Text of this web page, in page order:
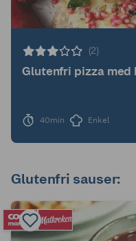
(2)
Glutenfri pizza
40min Enkel
Glutenfri sauser: